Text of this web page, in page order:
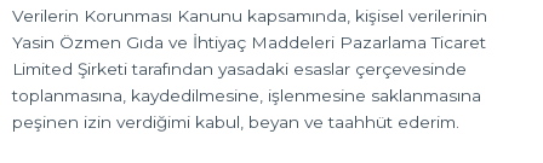
Verilerin Korunması Kanunu kapsamında, kişisel verilerinin
Yasin Özmen Gıda ve İhtiyaç Maddeleri Pazarlama Ticaret
Limited Şirketi tarafından yasadaki esaslar çerçevesinde
toplanmasına, kaydedilmesine, işlenmesine saklanmasına
peşinen izin verdiğimi kabul, beyan ve taahhüt ederim.